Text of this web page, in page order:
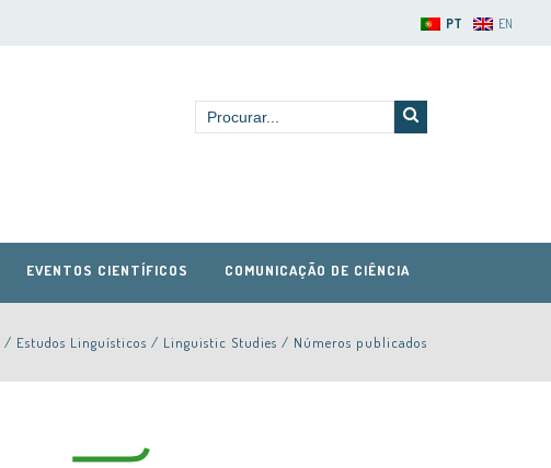
PT EN
EVENTOS CIENTÍFICOS COMUNICAÇÃO DE CIÊNCIA
/ Estudos Linguísticos / Linguistic Studies / Números publicados